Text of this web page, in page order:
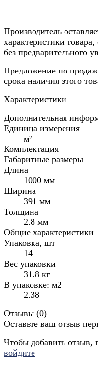
Производитель
характеристики
без предварительного
Предложение по
срока наличия этого
Характеристики
Дополнительная
Единица измерения
м²
Комплектация
Габаритные размеры
Длина
1000 мм
Ширина
391 мм
Толщина
2.8 мм
Общие характеристики
Упаковка, шт
14
Вес упаковки
31.8 кг
В упаковке: м2
2.38
Отзывы (0)
Оставьте ваш отзыв
Чтобы добавить отзыв,
войдите